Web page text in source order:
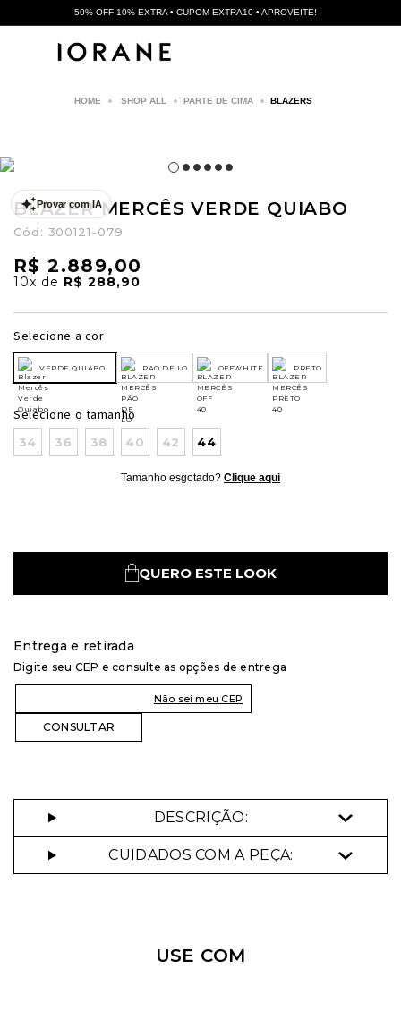
50% OFF 10% EXTRA • CUPOM EXTRA10 • APROVEITE!
SHOP ALL PARTE DE CIMA BLAZERS
Provar com IA
BLAZER MERCÊS VERDE QUIABO
Cód: 300121-079
R$ 2.889,00
10x de R$ 288,90
Selecione o tamanho que você deseja:
Selecione a cor
VERDE QUIABO PAO DE LO OFFWHITE PRETO
Selecione o tamanho
34 36 38 40 42 44
Tamanho esgotado? Clique aqui
QUERO ESTE LOOK
Entrega e retirada
Digite seu CEP e consulte as opções de entrega
Não sei meu CEP
DESCRIÇÃO:
CUIDADOS COM A PEÇA:
USE COM